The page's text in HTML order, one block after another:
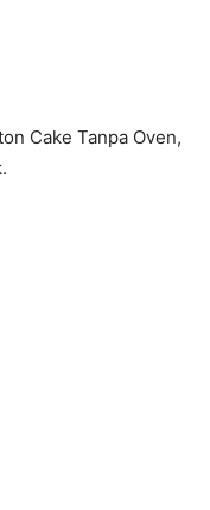
Cake Tanpa Oven,